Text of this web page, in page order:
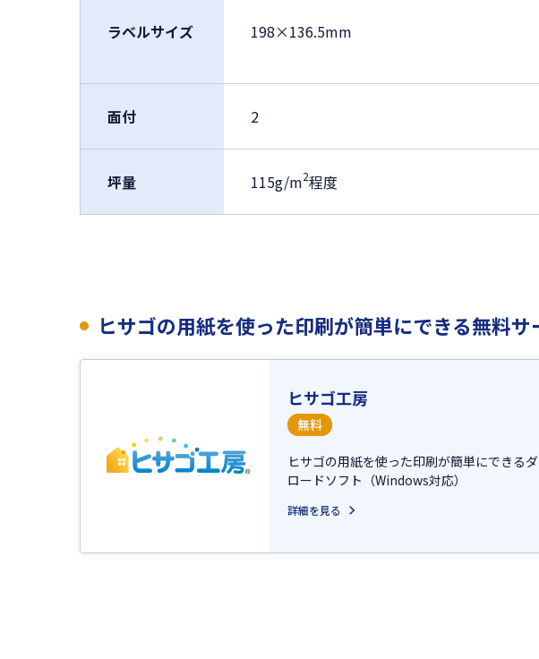
ラベルサイズ 198×136.5mm
面付 2
坪量 115g/m2程度
ヒサゴの用紙を使った印刷が簡単にできる無料サ
ヒサゴ工房
無料
ヒサゴの用紙を使った印刷が簡単にできる
ロードソフト（Windows対応）
詳細を見る